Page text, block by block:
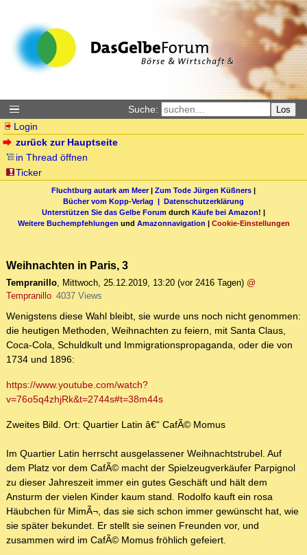
Suche: Los
Login
zurück zur Hauptseite
in Thread öffnen
Ticker
Fluchtburg autark am Meer| Zum Tode Jürgen Küßners |
Bücher vom Kopp-Verlag | Datenschutzerklärung
Unterstützen Sie das Gelbe Forum durch Käufe bei Amazon! |
Weitere Buchempfehlungen und Amazonnavigation | Cookie-Einstellungen
Weihnachten in Paris, 3
Tempranillo, Mittwoch, 25.12.2019, 13:20 (vor 2416 Tagen) @
Tempranillo 4037 Views
Wenigstens diese Wahl bleibt, sie wurde uns noch nicht genommen:
die heutigen Methoden, Weihnachten zu feiern, mit Santa Claus,
Coca-Cola, Schuldkult und Immigrationspropaganda, oder die von
1734 und 1896:
https://www.youtube.com/watch?
v=76o5q4zhjRk&t=2744s#t=38m44s
Zweites Bild. Ort: Quartier Latin â€“ CafÃ© Momus
Im Quartier Latin herrscht ausgelassener Weihnachtstrubel. Auf
dem Platz vor dem CafÃ© macht der Spielzeugverkäufer Parpignol
zu dieser Jahreszeit immer ein gutes Geschäft und hält dem
Ansturm der vielen Kinder kaum stand. Rodolfo kauft ein rosa
Häubchen für MimÃ¬, das sie sich schon immer gewünscht hat, wie
sie später bekundet. Er stellt sie seinen Freunden vor, und
zusammen wird im CafÃ© Momus fröhlich gefeiert.